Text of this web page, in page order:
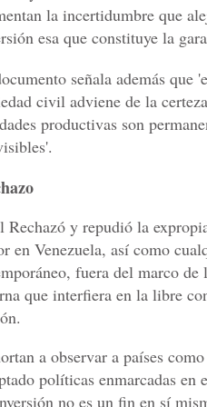
la incertidumbre que
esa que constituye la
señala además que
civil adviene de la
productivas son
Rechazó y repudió la
en Venezuela, así como
fuera del marco
que interfiera en la libre
a observar a países
políticas enmarcadas en
no es un fin en sí